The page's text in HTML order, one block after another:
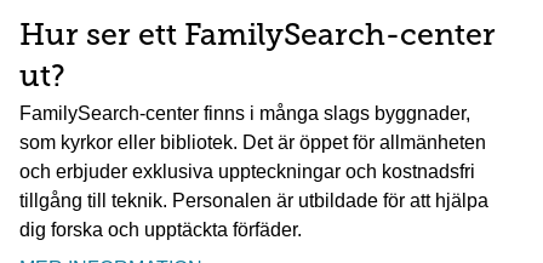
Hur ser ett FamilySearch-center
ut?
FamilySearch-center finns i många slags byggnader,
som kyrkor eller bibliotek. Det är öppet för allmänheten
och erbjuder exklusiva uppteckningar och kostnadsfri
tillgång till teknik. Personalen är utbildade för att hjälpa
dig forska och upptäckta förfäder.